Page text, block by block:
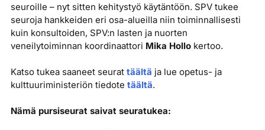
seuroille – nyt sitten kehitystyö käytäntöön. SPV tukee
seuroja hankkeiden eri osa-alueilla niin toiminnallisesti
kuin konsultoiden, SPV:n lasten ja nuorten
veneilytoiminnan koordinaattori Mika Hollokertoo.
Katso tukea saaneet seurat täältä ja lue opetus- ja
kulttuuriministeriön tiedote täältä.
Nämä pursiseurat saivat seuratukea: